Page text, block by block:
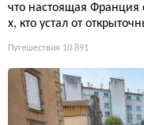
что настоящая Франция
х, кто устал от
Путешествия 10 891